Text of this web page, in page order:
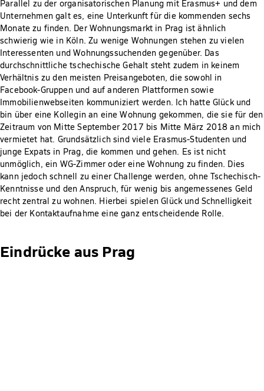
Parallel zu der organisatorischen Planung mit Erasmus+ und dem
Unternehmen galt es, eine Unterkunft für die kommenden sechs
Monate zu finden. Der Wohnungsmarkt in Prag ist ähnlich
schwierig wie in Köln. Zu wenige Wohnungen stehen zu vielen
Interessenten und Wohnungssuchenden gegenüber. Das
durchschnittliche tschechische Gehalt steht zudem in keinem
Verhältnis zu den meisten Preisangeboten, die sowohl in
Facebook-Gruppen und auf anderen Plattformen sowie
Immobilienwebseiten kommuniziert werden. Ich hatte Glück und
bin über eine Kollegin an eine Wohnung gekommen, die sie für den
Zeitraum von Mitte September 2017 bis Mitte März 2018 an mich
vermietet hat. Grundsätzlich sind viele Erasmus-Studenten und
junge Expats in Prag, die kommen und gehen. Es ist nicht
unmöglich, ein WG-Zimmer oder eine Wohnung zu finden. Dies
kann jedoch schnell zu einer Challenge werden, ohne Tschechisch-
Kenntnisse und den Anspruch, für wenig bis angemessenes Geld
recht zentral zu wohnen. Hierbei spielen Glück und Schnelligkeit
bei der Kontaktaufnahme eine ganz entscheidende Rolle.
Eindrücke aus Prag